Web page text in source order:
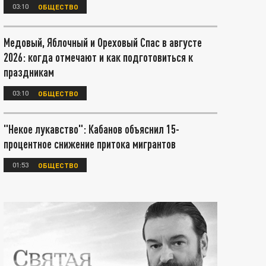
03:10 ОБЩЕСТВО
Медовый, Яблочный и Ореховый Спас в августе
2026: когда отмечают и как подготовиться к
праздникам
03:10 ОБЩЕСТВО
"Некое лукавство": Кабанов объяснил 15-
процентное снижение притока мигрантов
01:53 ОБЩЕСТВО